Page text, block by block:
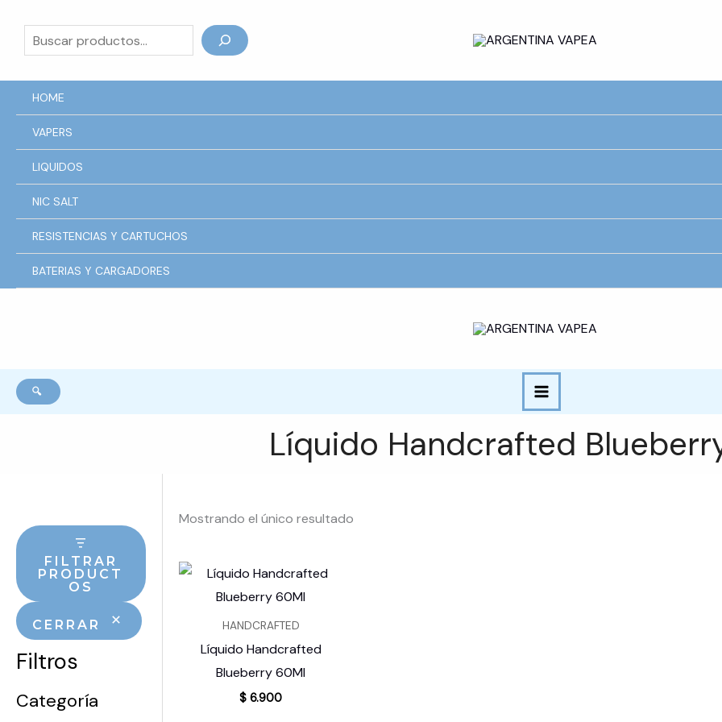
contenido
Buscar
HOME
VAPERS
LIQUIDOS
NIC SALT
RESISTENCIAS Y CARTUCHOS
BATERIAS Y CARGADORES
🔍
Líquido Handcrafted
FILTRAR
PRODUCT
OS
CERRAR
Filtros
Categoría
Mostrando el único resultado
HANDCRAFTED
Líquido Handcrafted
Blueberry 60Ml
$ 6.900